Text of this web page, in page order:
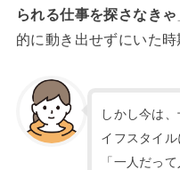
られる仕事を探さなきゃ
的に動き出せずにいた時
しかし今は
イフスタイ
「一人だっ